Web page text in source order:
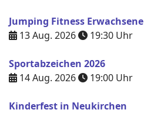
Jumping Fitness Erwachsene
13 Aug. 2026
19:30 Uhr
Sportabzeichen 2026
14 Aug. 2026
19:00 Uhr
Kinderfest in Neukirchen